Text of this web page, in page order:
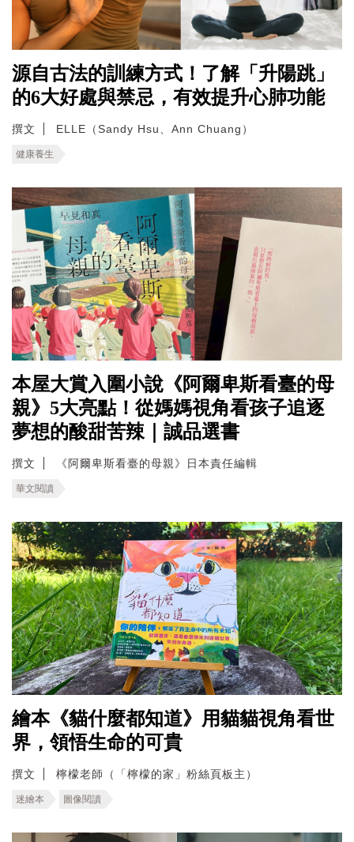
源自古法的訓練方式！了解「升陽跳」
的6大好處與禁忌，有效提升心肺功能
撰文 ELLE（Sandy Hsu、Ann Chuang）
健康養生
本屋大賞入圍小說《阿爾卑斯看臺的母
親》5大亮點！從媽媽視角看孩子追逐
夢想的酸甜苦辣｜誠品選書
撰文 《阿爾卑斯看臺的母親》日本責任編輯
華文閱讀
繪本《貓什麼都知道》用貓貓視角看世
界，領悟生命的可貴
撰文 檸檬老師（「檸檬的家」粉絲頁板主）
迷繪本 圖像閱讀